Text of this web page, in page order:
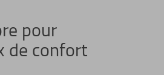
pour
de confort